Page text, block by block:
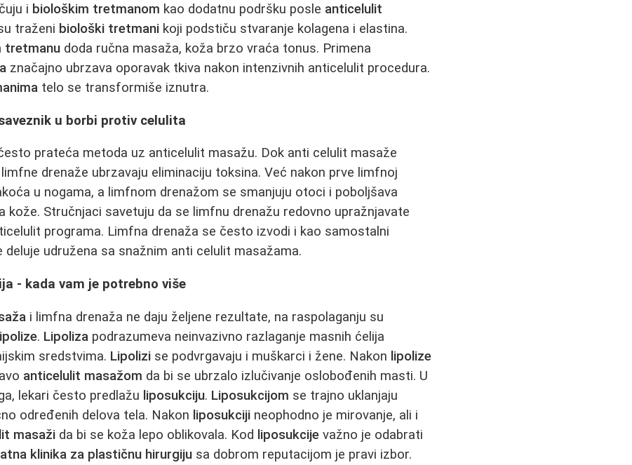
i biološkim tretmanom kao dodatnu podršku posle anticelulit
traženi biološki tretmani koji podstiču stvaranje kolagena i elastina.
tretmanu doda ručna masaža, koža brzo vraća tonus. Primena
značajno ubrzava oporavak tkiva nakon intenzivnih anticelulit procedura.
telo se transformiše iznutra.
u borbi protiv celulita
prateća metoda uz anticelulit masažu. Dok anti celulit masaže
drenaže ubrzavaju eliminaciju toksina. Već nakon prve limfnoj
u nogama, a limfnom drenažom se smanjuju otoci i poboljšava
kože. Stručnjaci savetuju da se limfnu drenažu redovno upražnjavate
programa. Limfna drenaža se često izvodi i kao samostalni
deluje udružena sa snažnim anti celulit masažama.
- kada vam je potrebno više
i limfna drenaža ne daju željene rezultate, na raspolaganju su
. Lipoliza podrazumeva neinvazivno razlaganje masnih ćelija
sredstvima. Lipolizi se podvrgavaju i muškarci i žene. Nakon lipolize
anticelulit masažom da bi se ubrzalo izlučivanje oslobođenih masti. U
lekari često predlažu liposukciju. Liposukcijom se trajno uklanjaju
određenih delova tela. Nakon liposukciji neophodno je mirovanje, ali i
masaži da bi se koža lepo oblikovala. Kod liposukcije važno je odabrati
klinika za plastičnu hirurgiju sa dobrom reputacijom je pravi izbor.